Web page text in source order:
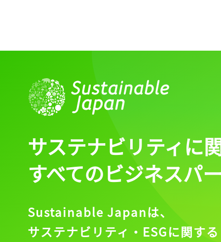
サステナビリティに
すべてのビジネスパ
Sustainable Japanは、
サステナビリティ・ESGに関する